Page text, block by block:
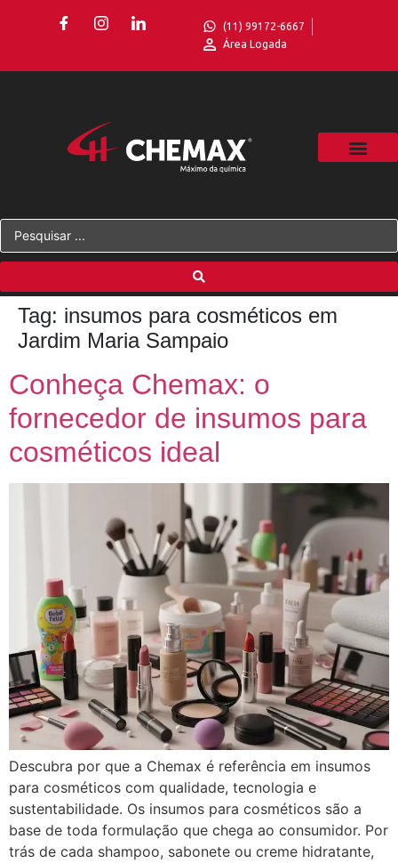
(11) 99172-6667
Área Logada
Tag: insumos para cosméticos em
Jardim Maria Sampaio
Conheça Chemax: o
fornecedor de insumos para
cosméticos ideal
Descubra por que a Chemax é referência em insumos
para cosméticos com qualidade, tecnologia e
sustentabilidade. Os insumos para cosméticos são a
base de toda formulação que chega ao consumidor. Por
trás de cada shampoo, sabonete ou creme hidratante,